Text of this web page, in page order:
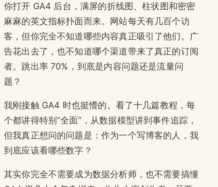
你打开 GA4 后台，满屏的折线图、柱状图和密密
麻麻的英文指标扑面而来。网站每天有几百个访
客，但你完全不知道哪些内容真正吸引了他们。广
告花出去了，也不知道哪个渠道带来了真正的订阅
者。跳出率 70%，到底是内容问题还是流量问
题？
我刚接触 GA4 时也挺懵的。看了十几篇教程，每
个都讲得特别”全面”，从数据模型讲到事件追踪，
但我真正想问的问题是：作为一个写博客的人，我
到底应该看哪些数字？
其实你完全不需要成为数据分析师，也不需要搞懂